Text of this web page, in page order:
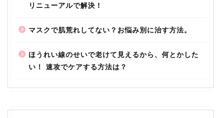
リニューアルで解決！
マスクで肌荒れしてない？お悩み別に治す方法。
ほうれい線のせいで老けて見えるから、何とかした
い！ 速攻でケアする方法は？